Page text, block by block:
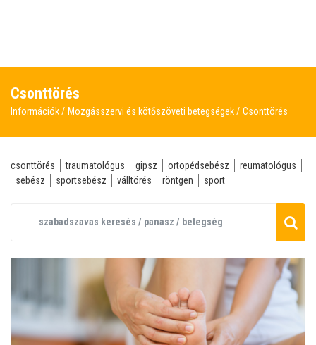
Csonttörés
Információk Mozgásszervi és kötőszöveti betegségek Csonttörés
csonttörés traumatológus gipsz ortopédsebész
reumatológus
sebész
sportsebész válltörés röntgen sport